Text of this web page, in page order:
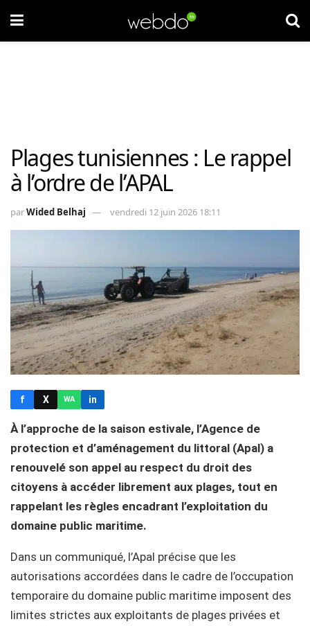
Plages tunisiennes : Le rappel
à l’ordre de l’APAL
parWided Belhaj vendredi 12 juin 2026 18:11
f X WA in
À l’approche de la saison estivale, l’Agence de
protection et d’aménagement du littoral (Apal) a
renouvelé son appel au respect du droit des
citoyens à accéder librement aux plages, tout en
rappelant les règles encadrant l’exploitation du
domaine public maritime.
Dans un communiqué, l’Apal précise que les
autorisations accordées dans le cadre de l’occupation
temporaire du domaine public maritime imposent des
limites strictes aux exploitants de plages privées et